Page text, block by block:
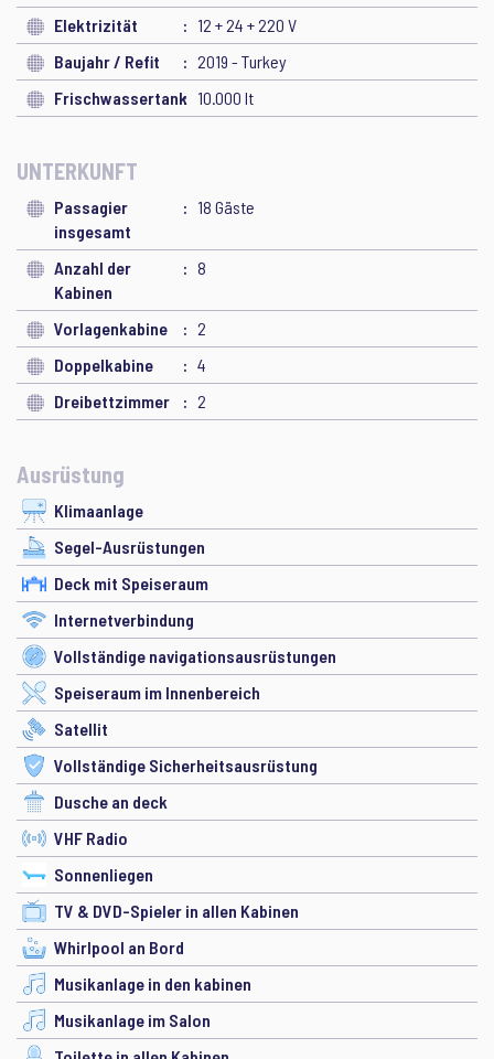
Elektrizität
12 + 24 + 220 V
Baujahr / Refit
2019 - Turkey
Frischwassertank 10.000 lt
UNTERKUNFT
Passagier
insgesamt
18 Gäste
Anzahl der
Kabinen
8
Vorlagenkabine
2
Doppelkabine
4
Dreibettzimmer
2
Ausrüstung
Klimaanlage
Segel-Ausrüstungen
Deck mit Speiseraum
Internetverbindung
Vollständige navigationsausrüstungen
Speiseraum im Innenbereich
Satellit
Vollständige Sicherheitsausrüstung
Dusche an deck
VHF Radio
Sonnenliegen
TV & DVD-Spieler in allen Kabinen
Whirlpool an Bord
Musikanlage in den kabinen
Musikanlage im Salon